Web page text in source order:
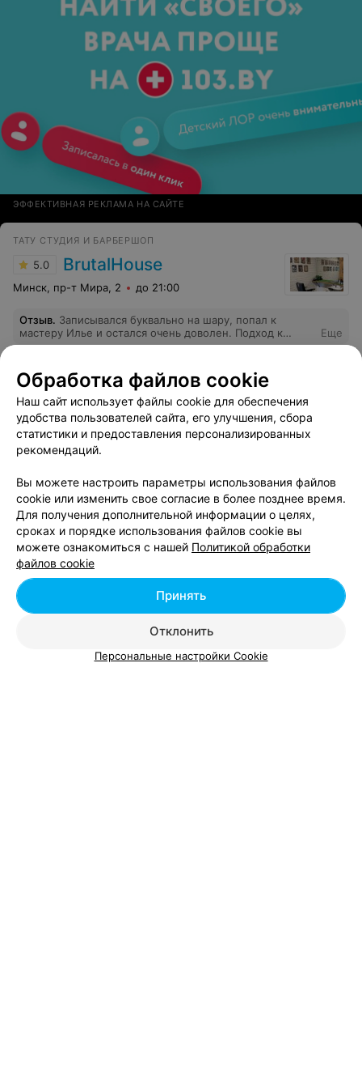
ЭФФЕКТИВНАЯ РЕКЛАМА НА САЙТЕ
ТАТУ СТУДИЯ И БАРБЕРШОП
5.0 BrutalHouse
Минск, пр-т Мира, 2 до 21:00
Отзыв. Записывался буквально на шару, попал к
мастеру Илье и остался очень доволен. Подход к
вопросу, сама работа, процесс, результат
Еще
Отзывы
САЛОН КРАСОТЫ
4.7 Семейная Традиция
Минск, ул. В. Хоружей, 14 до 21:00
Отзыв. Весь персонал очень вежливый и приветливый,
обслуживаюсь в нем уже не первый раз. Особо хотела
бы выделить мастера Елену , сложное окрашивание
сделала, как ни в одном салоне красоты. Мастер
ногтевого сервиса Галина просто бог ногтевого
сервиса . Также косметолог Елена делает
великолепные уходы. Мне все очень ходим туда всей
семьёй, что и другим рекомендуем делать.
Вам будет интересно
Обработка файлов cookie
Наш сайт использует файлы cookie для обеспечения
удобства пользователей сайта, его улучшения, сбора
статистики и предоставления персонализированных
рекомендаций.
Вы можете настроить параметры использования файлов
cookie или изменить свое согласие в более позднее время.
Для получения дополнительной информации о целях,
сроках и порядке использования файлов cookie вы
можете ознакомиться с нашей Политикой обработки
файлов cookie
Отклонить
Принять
Персональные настройки Cookie